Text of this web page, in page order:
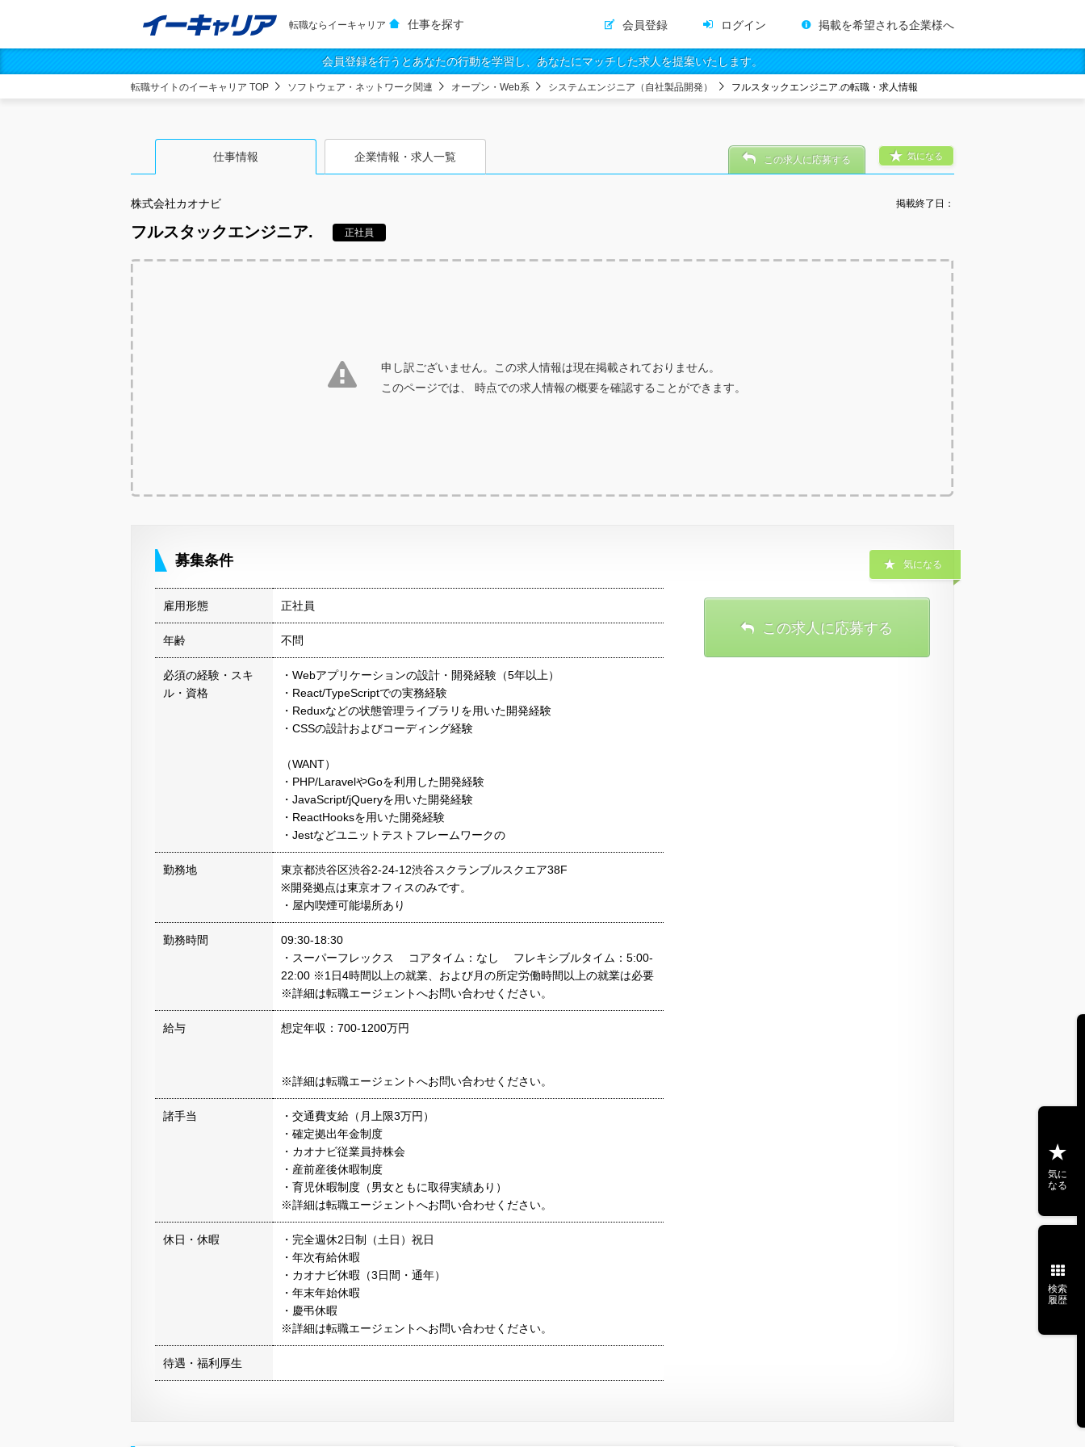
転職ならイーキャリア 仕事を探す 会員登録 ログイン 掲載を希望される企業様へ
会員登録を行うとあなたの行動を学習し、あなたにマッチした求人を提案いたします。
転職サイトのイーキャリア TOP ソフトウェア・ネットワーク関連 オープン・Web系 システムエンジニア（自社製品開発） フルスタックエンジニア.の転職・求人情報
仕事情報 企業情報・求人一覧
株式会社カオナビ 掲載終了日：
フルスタックエンジニア. 正社員
気になる
この求人に応募する
申し訳ございません。この求人情報は現在掲載されておりません。
このページでは、 時点での求人情報の概要を確認することができます。
募集条件
雇用形態 正社員
年齢 不問
必須の経験・スキ
ル・資格
・Webアプリケーションの設計・開発経験（5年以上）
・React/TypeScriptでの実務経験
・Reduxなどの状態管理ライブラリを用いた開発経験
・CSSの設計およびコーディング経験
（WANT）
・PHP/LaravelやGoを利用した開発経験
・JavaScript/jQueryを用いた開発経験
・ReactHooksを用いた開発経験
・Jestなどユニットテストフレームワークの
勤務地
東京都渋谷区渋谷2-24-12渋谷スクランブルスクエア38F
※開発拠点は東京オフィスのみです。
・屋内喫煙可能場所あり
勤務時間
09:30-18:30
・スーパーフレックス コアタイム：なし フレキシブルタイム：5:00-
22:00 ※1日4時間以上の就業、および月の所定労働時間以上の就業は必要
※詳細は転職エージェントへお問い合わせください。
給与 想定年収：700-1200万円
※詳細は転職エージェントへお問い合わせください。
諸手当
・交通費支給（月上限3万円）
・確定拠出年金制度
・カオナビ従業員持株会
・産前産後休暇制度
・育児休暇制度（男女ともに取得実績あり）
※詳細は転職エージェントへお問い合わせください。
休日・休暇
・完全週休2日制（土日）祝日
・年次有給休暇
・カオナビ休暇（3日間・通年）
・年末年始休暇
・慶弔休暇
※詳細は転職エージェントへお問い合わせください。
待遇・福利厚生
気になる
この求人に応募する
気に
なる
検索
履歴